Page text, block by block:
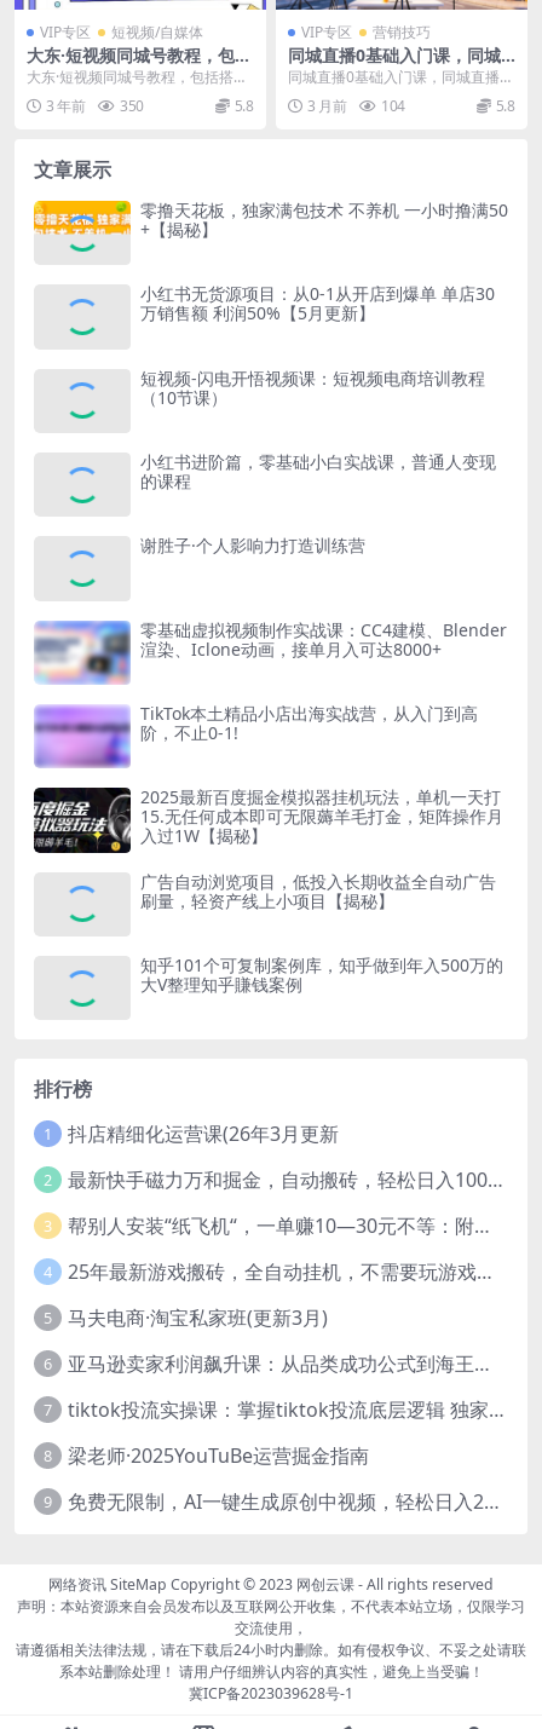
VIP专区 短视频/自媒体
大东·短视频同城号教程，包括
搭建思路，版面制作，文案内
容，剪辑操作等
大东·短视频同城号教程，包括搭建
思路，版面制作，文案内容，剪辑
操作等 课程介绍：...
3 年前 350 5.8
VIP专区 营销技巧
同城直播0基础入门课，同城
直播赋能实体商家，从0-1助
你实现门店业绩增长
同城直播0基础入门课，同城直播赋
能实体商家，从0-1助你实现门店业
绩增长 同城直...
3 月前 104 5.8
文章展示
零撸天花板，独家满包技术 不养机 一小时撸满50
+【揭秘】
小红书无货源项目：从0-1从开店到爆单 单店30
万销售额 利润50%【5月更新】
短视频-闪电开悟视频课：短视频电商培训教程
（10节课）
小红书进阶篇，零基础小白实战课，普通人变现
的课程
谢胜子·个人影响力打造训练营
零基础虚拟视频制作实战课：CC4建模、Blender
渲染、Iclone动画，接单月入可达8000+
TikTok本土精品小店出海实战营，从入门到高
阶，不止0-1!
2025最新百度掘金模拟器挂机玩法，单机一天打
15.无任何成本即可无限薅羊毛打金，矩阵操作月
入过1W【揭秘】
广告自动浏览项目，低投入长期收益全自动广告
刷量，轻资产线上小项目【揭秘】
知乎101个可复制案例库，知乎做到年入500万的
大V整理知乎賺钱案例
排行榜
1 抖店精细化运营课(26年3月更新
2 最新快手磁力万和掘金，自动搬砖，轻松日入100-200，操作简单
3 帮别人安装“纸飞机“，一单赚10—30元不等：附：免费节点
4 25年最新游戏搬砖，全自动挂机，不需要玩游戏，单手机操作日入300+
5 马夫电商·淘宝私家班(更新3月)
6 亚马逊卖家利润飙升课：从品类成功公式到海王打法，让每个SKU都成爆款一路飙升(更新26年3月
7 tiktok投流实操课：掌握tiktok投流底层逻辑 独家TK投流玩法
8 梁老师·2025YouTuBe运营掘金指南
9 免费无限制，AI一键生成原创中视频，轻松日入2000+，超简单，可矩阵，…
网络资讯SiteMap Copyright © 2023 网创云课- All rights reserved
声明：本站资源来自会员发布以及互联网公开收集，不代表本站立场，仅限学习
交流使用，
请遵循相关法律法规，请在下载后24小时内删除。如有侵权争议、不妥之处请联
系本站删除处理！ 请用户仔细辨认内容的真实性，避免上当受骗！
冀ICP备2023039628号-1